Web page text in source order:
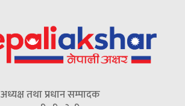
अध्यक्ष तथा प्रधान सम्पादक